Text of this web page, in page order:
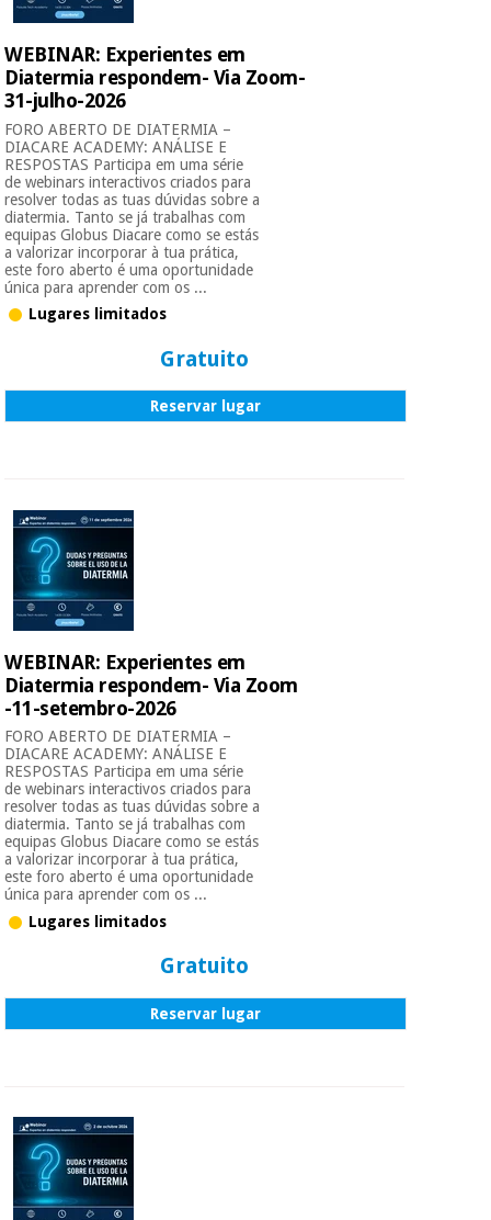
WEBINAR: Experientes em
Diatermia respondem- Via Zoom-
31-julho-2026
FORO ABERTO DE DIATERMIA –
DIACARE ACADEMY: ANÁLISE E
RESPOSTAS Participa em uma série
de webinars interactivos criados para
resolver todas as tuas dúvidas sobre a
diatermia. Tanto se já trabalhas com
equipas Globus Diacare como se estás
a valorizar incorporar à tua prática,
este foro aberto é uma oportunidade
única para aprender com os ...
Lugares limitados
Gratuito
Reservar lugar
WEBINAR: Experientes em
Diatermia respondem- Via Zoom
-11-setembro-2026
FORO ABERTO DE DIATERMIA –
DIACARE ACADEMY: ANÁLISE E
RESPOSTAS Participa em uma série
de webinars interactivos criados para
resolver todas as tuas dúvidas sobre a
diatermia. Tanto se já trabalhas com
equipas Globus Diacare como se estás
a valorizar incorporar à tua prática,
este foro aberto é uma oportunidade
única para aprender com os ...
Lugares limitados
Gratuito
Reservar lugar